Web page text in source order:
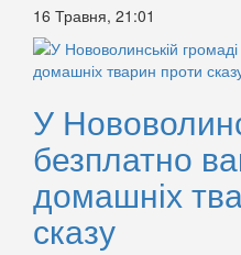
16 Травня, 21:01
У
безплатно
домашніх
сказу